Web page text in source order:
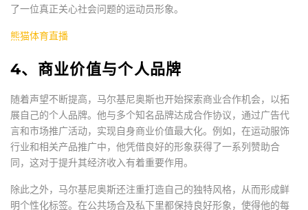
了一位真正关心社会问题的运动员形象。
熊猫体育直播
4、商业价值与个人品牌
随着声望不断提高，马尔基尼奥斯也开始探索商业合作机会，以拓
展自己的个人品牌。他与多个知名品牌达成合作协议，通过广告代
言和市场推广活动，实现自身商业价值最大化。例如，在运动服饰
行业和相关产品推广中，他凭借良好的形象获得了一系列赞助合
同，这对于提升其经济收入有着重要作用。
除此之外，马尔基尼奥斯还注重打造自己的独特风格，从而形成鲜
明个性化标签。在公共场合及私下里都保持良好形象，使得他的每